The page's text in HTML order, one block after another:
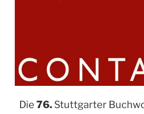
Die 76. Stuttgarter